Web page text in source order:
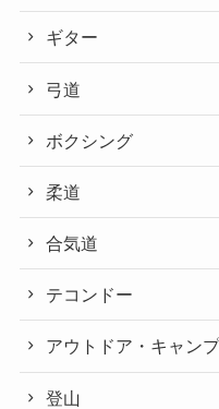
ギター
弓道
ボクシング
柔道
合気道
テコンドー
アウトドア・キャン
登山